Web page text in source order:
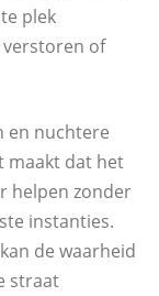
plek
of
en nuchtere
maakt dat het
helpen zonder
instanties.
de waarheid
straat